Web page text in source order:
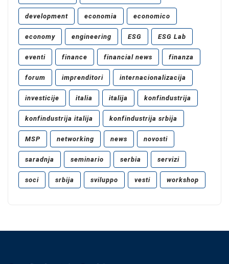
development economia economico
economy engineering ESG ESG Lab
eventi finance financial news finanza
forum imprenditori internacionalizacija
investicije italia italija konfindustrija
konfindustrija italija konfindustrija srbija
MSP networking news novosti
saradnja seminario serbia servizi
soci srbija sviluppo vesti workshop